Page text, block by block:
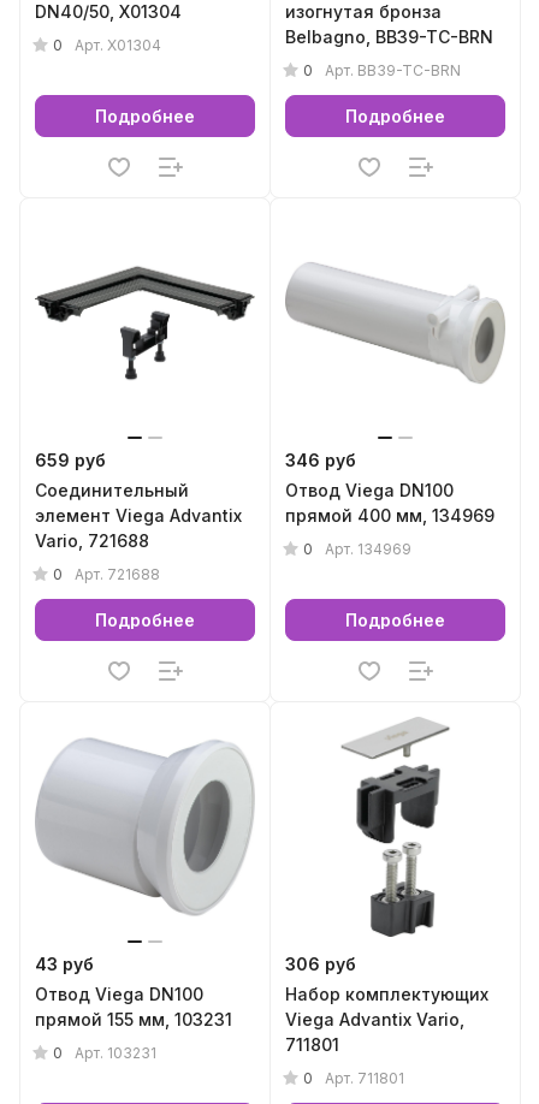
DN40/50, X01304
0 Арт. X01304
Подробнее
изогнутая бронза
Belbagno, BB39-TC-BRN
0 Арт. BB39-TC-BRN
Подробнее
659 руб
Соединительный
элемент Viega Advantix
Vario, 721688
0 Арт. 721688
Подробнее
346 руб
Отвод Viega DN100
прямой 400 мм, 134969
0 Арт. 134969
Подробнее
43 руб
Отвод Viega DN100
прямой 155 мм, 103231
0 Арт. 103231
306 руб
Набор комплектующих
Viega Advantix Vario,
711801
0 Арт. 711801